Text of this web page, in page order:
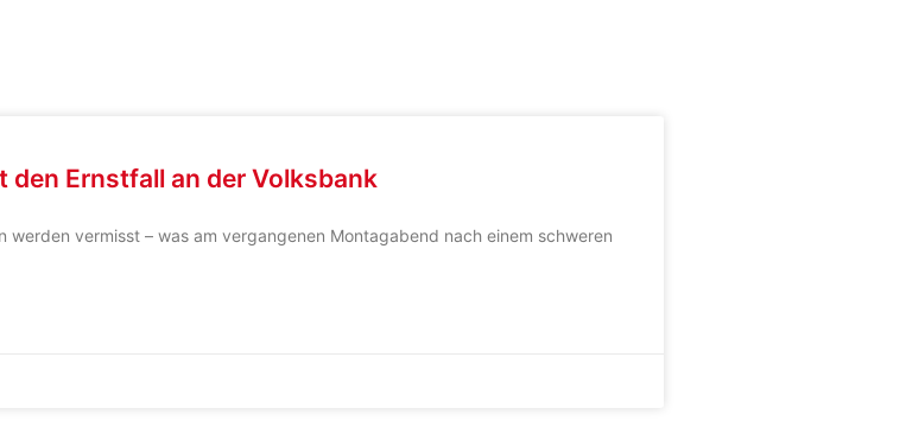
Ernstfall an der Volksbank
vermisst – was am vergangenen Montagabend nach einem schweren